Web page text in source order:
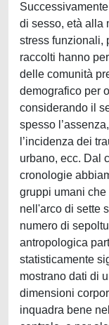
di sesso, età alla
stress funzionali,
raccolti hanno
delle comunità
demografico per
considerando il
spesso
l’incidenza dei
urbano, ecc. Dal
cronologie
gruppi umani
nell'arco di sette
numero di
antropologica
statisticamente
mostrano dati di
dimensioni
inquadra bene